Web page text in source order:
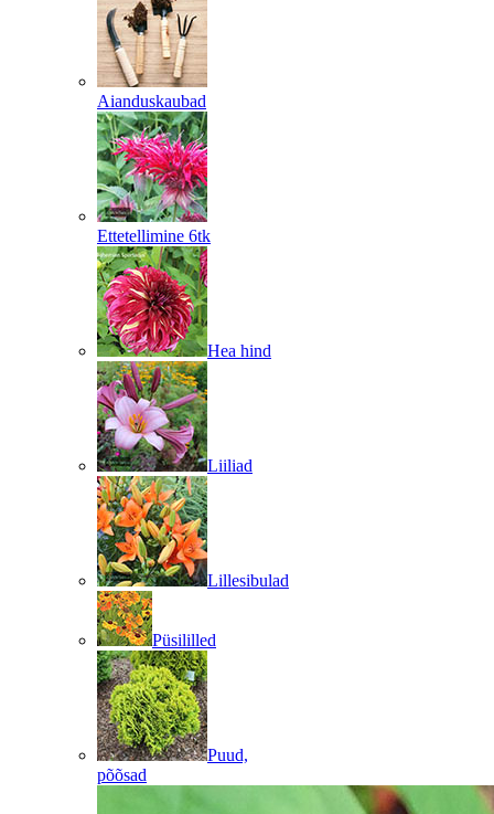
Aianduskaubad
Ettetellimine 6tk
Hea hind
Liiliad
Lillesibulad
Püsililled
Puud,
põõsad